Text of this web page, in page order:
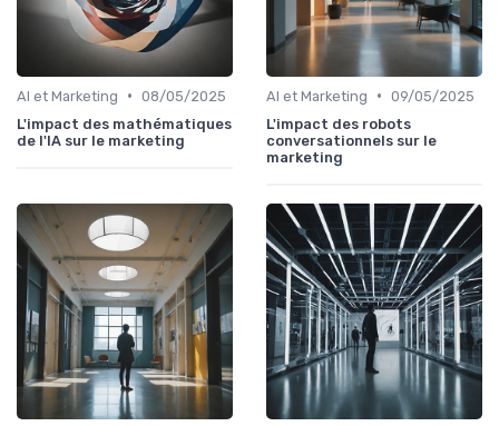
AI et Marketing • 08/05/2025
L'impact des mathématiques
de l'IA sur le marketing
AI et Marketing • 09/05/2025
L'impact des robots
conversationnels sur le
marketing